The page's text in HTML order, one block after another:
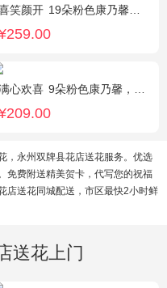
笑颜开 19朵粉色康乃馨，2枝多头白百合，满天星、绿叶搭配
心欢喜 9朵粉色康乃馨，2朵粉玫瑰，桔梗、满天星、绿叶搭配
，永州双牌县花店送花服务。优选
免费附送精美贺卡，代写您的祝福
店送花同城配送，市区最快2小时鲜
送花上门